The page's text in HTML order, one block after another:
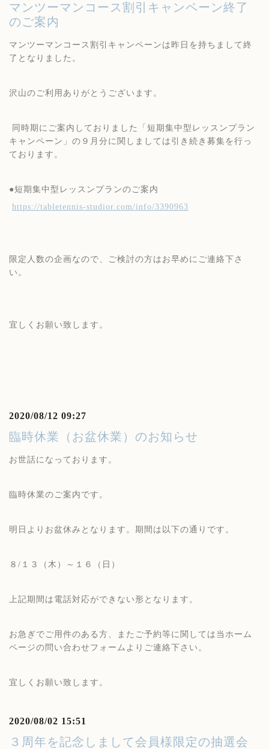
マンツーマンコース割引キャンペーン終了
のご案内
マンツーマンコース割引キャンペーンは昨日を持ちまして終
了となりました。
沢山のご利用ありがとうございます。
同時期にご案内しておりました「短期集中型レッスンプラン
キャンペーン」の９月分に関しましては引き続き募集を行っ
ております。
●短期集中型レッスンプランのご案内
https://tabletennis-studior.com/info/3390963
限定人数の企画なので、ご検討の方はお早めにご連絡下さ
い。
宜しくお願い致します。
2020/08/12 09:27
臨時休業（お盆休業）のお知らせ
お世話になっております。
臨時休業のご案内です。
明日よりお盆休みとなります。期間は以下の通りです。
８/１３（木）～１６（日）
上記期間は電話対応ができない形となります。
お急ぎでご用件のある方、またご予約等に関しては当ホーム
ページの問い合わせフォームよりご連絡下さい。
宜しくお願い致します。
2020/08/02 15:51
３周年を記念しまして会員様限定の抽選会